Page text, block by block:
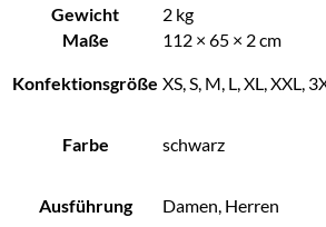
Gewicht
2 kg
Maße
112 × 65 × 2 cm
Konfektionsgröße XS, S, M, L, XL, XXL,
Farbe schwarz
Ausführung Damen, Herren